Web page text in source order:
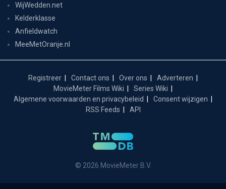
WijWedden.net
Kelderklasse
Anfieldwatch
MeeMetOranje.nl
Registreer Contact ons Over ons
Adverteren
MovieMeter Films Wiki
Series Wiki
Algemene voorwaarden en privacybeleid
Consent wijzigen
RSS Feeds
API
© 2026 MovieMeter B.V.